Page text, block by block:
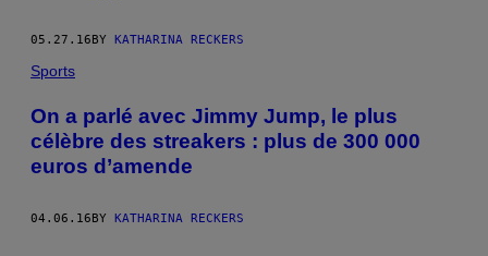
05.27.16BY KATHARINA RECKERS
Sports
On a parlé avec Jimmy Jump, le plus
célèbre des streakers : plus de 300 000
euros d’amende
04.06.16BY KATHARINA RECKERS